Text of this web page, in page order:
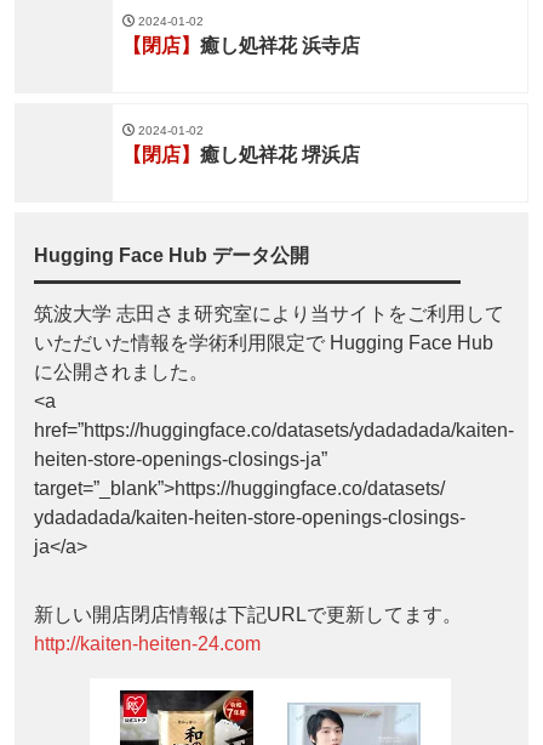
2024-01-02
【閉店】 癒し処祥花 浜寺店
2024-01-02
【閉店】 癒し処祥花 堺浜店
Hugging Face Hub データ公開
筑波大学 志田さま研究室により当サイトをご利用して
いただいた情報を学術利用限定で Hugging Face Hub
に公開されました。
<a
href=”https://huggingface.co/datasets/ydadadada/kaiten-
heiten-store-openings-closings-ja”
target=”_blank”>https://huggingface.co/datasets/
ydadadada/kaiten-heiten-store-openings-closings-
ja</a>
新しい開店閉店情報は下記URLで更新してます。
http://kaiten-heiten-24.com